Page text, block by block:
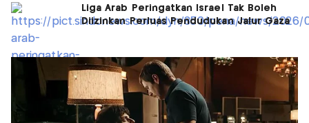
Liga Arab Peringatkan Israel Tak Boleh
Diizinkan Perluas Pendudukan Jalur Gaza